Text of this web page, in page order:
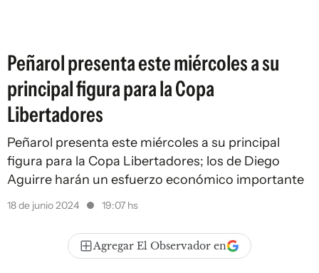
Peñarol presenta este miércoles a su
principal figura para la Copa
Libertadores
Peñarol presenta este miércoles a su principal
figura para la Copa Libertadores; los de Diego
Aguirre harán un esfuerzo económico importante
18 de junio 2024 19:07 hs
Agregar El Observador en